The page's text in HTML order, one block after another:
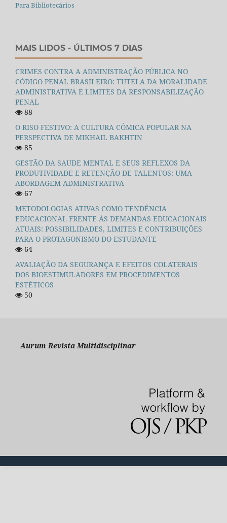
Para Bibliotecários
MAIS LIDOS - ÚLTIMOS 7 DIAS
CRIMES CONTRA A ADMINISTRAÇÃO PÚBLICA NO
CÓDIGO PENAL BRASILEIRO: TUTELA DA MORALIDADE
ADMINISTRATIVA E LIMITES DA RESPONSABILIZAÇÃO
PENAL
88
O RISO FESTIVO: A CULTURA CÔMICA POPULAR NA
PERSPECTIVA DE MIKHAIL BAKHTIN
85
GESTÃO DA SAUDE MENTAL E SEUS REFLEXOS DA
PRODUTIVIDADE E RETENÇÃO DE TALENTOS: UMA
ABORDAGEM ADMINISTRATIVA
67
METODOLOGIAS ATIVAS COMO TENDÊNCIA
EDUCACIONAL FRENTE ÀS DEMANDAS EDUCACIONAIS
ATUAIS: POSSIBILIDADES, LIMITES E CONTRIBUIÇÕES
PARA O PROTAGONISMO DO ESTUDANTE
64
AVALIAÇÃO DA SEGURANÇA E EFEITOS COLATERAIS
DOS BIOESTIMULADORES EM PROCEDIMENTOS
ESTÉTICOS
50
Aurum Revista Multidisciplinar